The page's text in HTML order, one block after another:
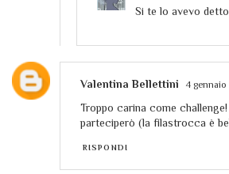
Si te lo avevo
Valentina Bellettini 4 gennaio
Troppo carina come
parteciperò (la filastrocca è
RISPONDI